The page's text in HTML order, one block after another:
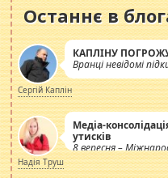
Останнє в
КАПЛІНУ
Вранці невідомі
Сергій Каплін
Медіа-
утисків
8 вересня –
журналістів.
Надія Труш